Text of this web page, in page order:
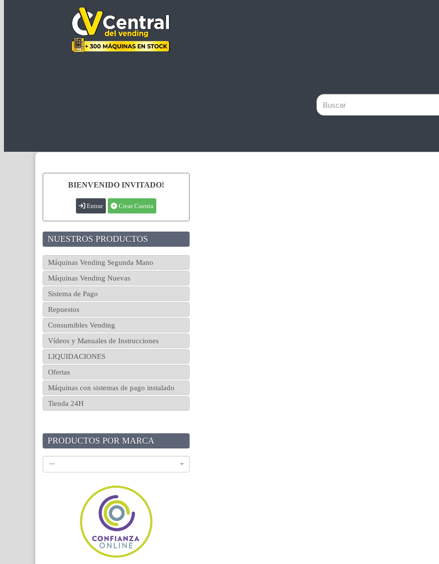
BIENVENIDO INVITADO!
Entrar Crear Cuenta
NUESTROS PRODUCTOS
Máquinas Vending Segunda Mano
Máquinas Vending Nuevas
Sistema de Pago
Repuestos
Consumibles Vending
Vídeos y Manuales de Instrucciones
LIQUIDACIONES
Ofertas
Máquinas con sistemas de pago instalado
Tienda 24H
PRODUCTOS POR MARCA
---